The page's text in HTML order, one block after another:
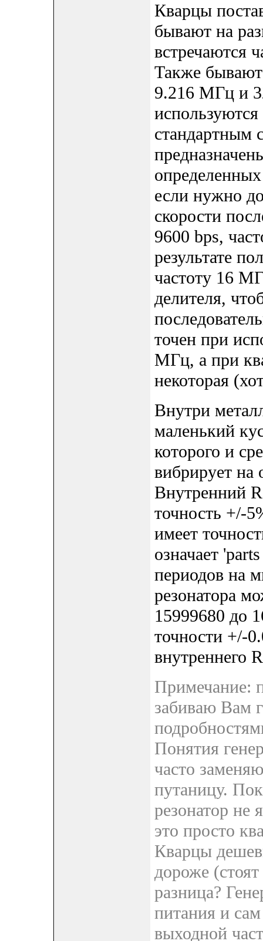
Кварцы
бывают на
встречаются
Также
9.216 МГц и
стандартным
если нужно
скорости
9600 bps,
результате
частоту 16
делителя,
точен при
МГц, а при
некоторая
Внутри
маленький
которого и
вибрирует на
Внутренний
точность +/-
имеет
означает
периодов на
резонатора
15999680 до
точности +/-
внутреннего
Примечание:
забиваю Вам
Понятия
часто
путаницу.
резонатор не
это просто
Кварцы
дороже
разница?
питания и
выходной